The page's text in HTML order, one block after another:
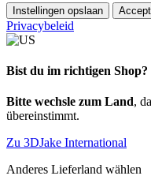
Instellingen opslaan
Privacybeleid
Bist du im richtigen Shop?
Bitte wechsle zum Land,
übereinstimmt.
Zu 3DJake International
Anderes Lieferland wählen